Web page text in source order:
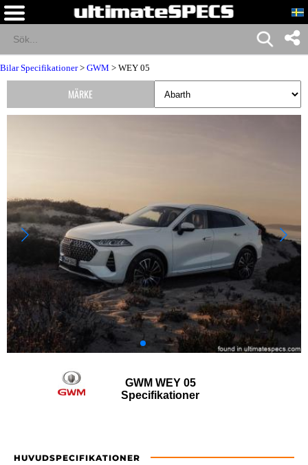
Bilar Specifikationer> GWM > WEY 05
GWM WEY 05
Specifikationer
HUVUDSPECIFIKATIONER
MÄRKE